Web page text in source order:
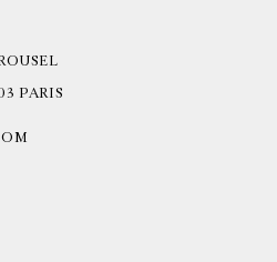
PARIS